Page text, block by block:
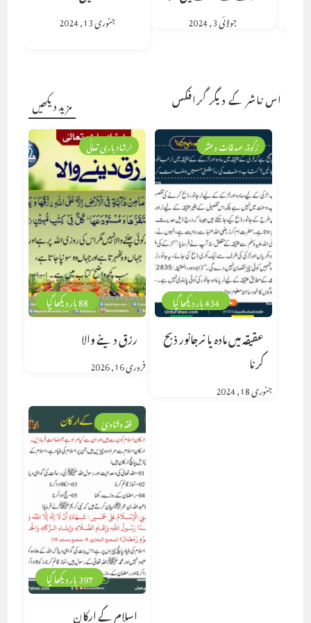
جولائی 3, 2024 جنوری 13, 2024
اس ناشر کے دیگر گرافکس مزید دیکھیں
88 بار دیکھا گیا
ارشاد باری تعالٰی
رزق دینے والا
فروری 16, 2026
434 بار دیکھا گیا
زکوۃ، صدقات وعشر
عقیقہ میں مادہ یا نرجانور ذبح
کرنا
جنوری 18, 2024
397 بار دیکھا گیا
فقہ وفتاویٰ
اسلام کے ارکان